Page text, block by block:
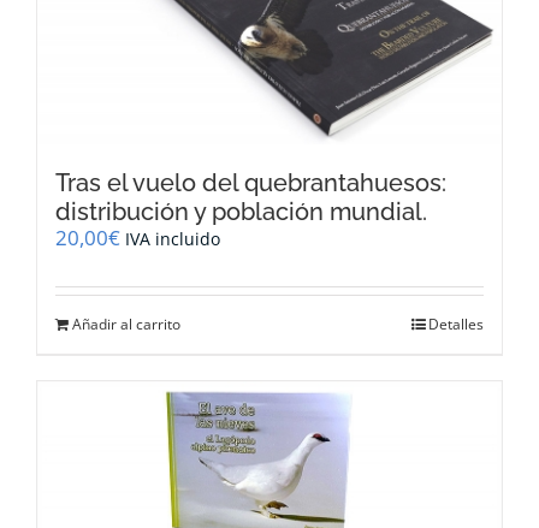
Tras el vuelo del quebrantahuesos:
distribución y población mundial.
20,00€ IVA incluido
Añadir al carrito Detalles